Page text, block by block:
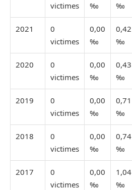
victimes
‰
‰
2021
0
victimes
0,00
‰
0,42
‰
2020
0
victimes
0,00
‰
0,43
‰
2019
0
victimes
0,00
‰
0,71
‰
2018
0
victimes
0,00
‰
0,74
‰
2017
0
victimes
0,00
‰
1,04
‰